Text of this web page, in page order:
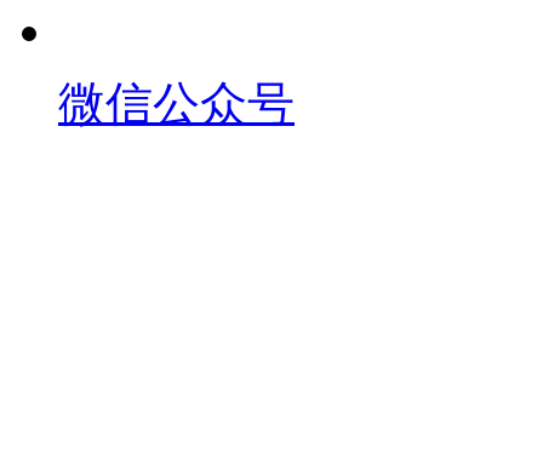
微信公众号